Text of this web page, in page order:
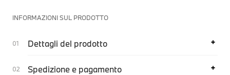
INFORMAZIONI SUL PRODOTTO
Dettagli del prodotto
Spedizione e pagamento